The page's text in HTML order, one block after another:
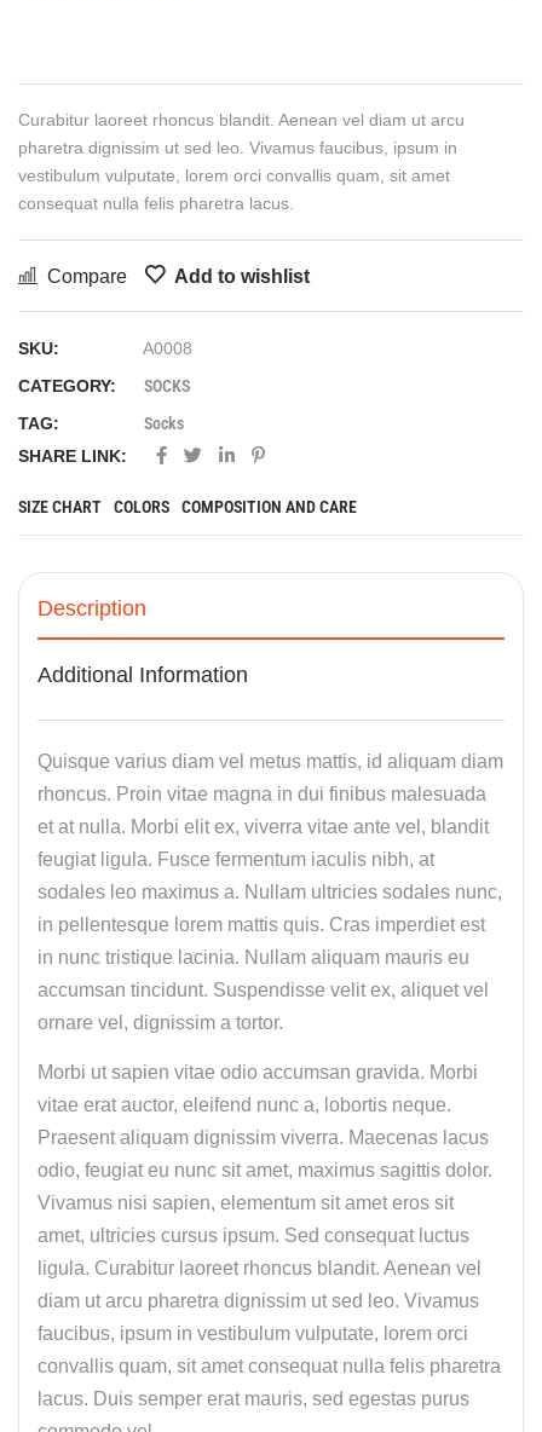
Curabitur laoreet rhoncus blandit. Aenean vel diam ut arcu
pharetra dignissim ut sed leo. Vivamus faucibus, ipsum in
vestibulum vulputate, lorem orci convallis quam, sit amet
consequat nulla felis pharetra lacus.
Compare Add to wishlist
SKU:
A0008
CATEGORY:
SOCKS
TAG:
Socks
SHARE LINK:
SIZE CHART COLORS COMPOSITION AND CARE
Description
Additional Information
Quisque varius diam vel metus mattis, id aliquam diam
rhoncus. Proin vitae magna in dui finibus malesuada
et at nulla. Morbi elit ex, viverra vitae ante vel, blandit
feugiat ligula. Fusce fermentum iaculis nibh, at
sodales leo maximus a. Nullam ultricies sodales nunc,
in pellentesque lorem mattis quis. Cras imperdiet est
in nunc tristique lacinia. Nullam aliquam mauris eu
accumsan tincidunt. Suspendisse velit ex, aliquet vel
ornare vel, dignissim a tortor.
Morbi ut sapien vitae odio accumsan gravida. Morbi
vitae erat auctor, eleifend nunc a, lobortis neque.
Praesent aliquam dignissim viverra. Maecenas lacus
odio, feugiat eu nunc sit amet, maximus sagittis dolor.
Vivamus nisi sapien, elementum sit amet eros sit
amet, ultricies cursus ipsum. Sed consequat luctus
ligula. Curabitur laoreet rhoncus blandit. Aenean vel
diam ut arcu pharetra dignissim ut sed leo. Vivamus
faucibus, ipsum in vestibulum vulputate, lorem orci
convallis quam, sit amet consequat nulla felis pharetra
lacus. Duis semper erat mauris, sed egestas purus